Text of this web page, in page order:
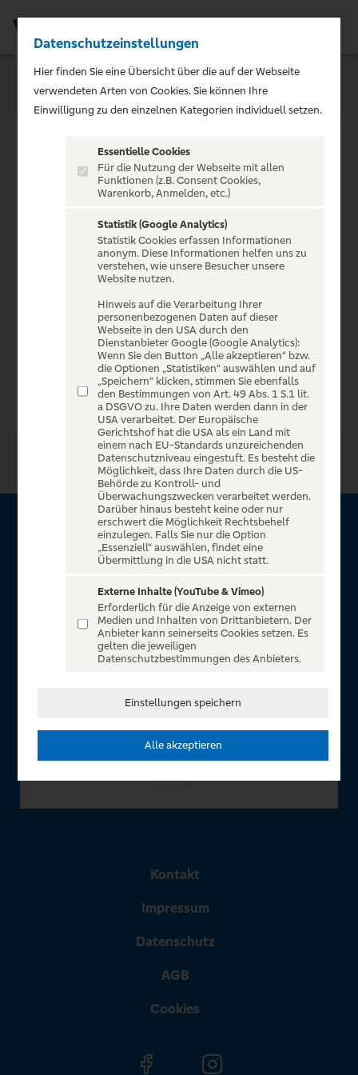
VERANSTALTUNG NICHT
GEFUNDEN
Zur Startseite
Über VR Entertain
für alle Kunden der Volksbanken Raiffeisenbanken. Auf
unserem einzigartigen Portal finden Sie Tickets für
atemberaubende Konzerte, Musicals und Shows, die
Fußball-Bundesliga sowie die Champions League und die
In Zusammenarbeit mit
Kontakt
Impressum
Datenschutz
AGB
Cookies
Datenschutzeinstellungen
Hier finden Sie eine Übersicht über die auf der Webseite
verwendeten Arten von Cookies. Sie können Ihre
Einwilligung zu den einzelnen Kategorien individuell setzen.
Essentielle Cookies
Für die Nutzung der Webseite mit allen
Funktionen (z.B. Consent Cookies,
Warenkorb, Anmelden, etc.)
Statistik (Google Analytics)
Statistik Cookies erfassen Informationen
anonym. Diese Informationen helfen uns zu
verstehen, wie unsere Besucher unsere
Website nutzen.
Hinweis auf die Verarbeitung Ihrer
personenbezogenen Daten auf dieser
Webseite in den USA durch den
Dienstanbieter Google (Google Analytics):
Wenn Sie den Button „Alle akzeptieren“ bzw.
die Optionen „Statistiken“ auswählen und auf
„Speichern“ klicken, stimmen Sie ebenfalls
den Bestimmungen von Art. 49 Abs. 1 S.1 lit.
a DSGVO zu. Ihre Daten werden dann in der
USA verarbeitet. Der Europäische
Gerichtshof hat die USA als ein Land mit
einem nach EU-Standards unzureichenden
Datenschutzniveau eingestuft. Es besteht die
Möglichkeit, dass Ihre Daten durch die US-
Behörde zu Kontroll- und
Überwachungszwecken verarbeitet werden.
Darüber hinaus besteht keine oder nur
erschwert die Möglichkeit Rechtsbehelf
einzulegen. Falls Sie nur die Option
„Essenziell“ auswählen, findet eine
Übermittlung in die USA nicht statt.
Externe Inhalte (YouTube & Vimeo)
Erforderlich für die Anzeige von externen
Medien und Inhalten von Drittanbietern. Der
Anbieter kann seinerseits Cookies setzen. Es
gelten die jeweiligen
Datenschutzbestimmungen des Anbieters.
Einstellungen speichern
Alle akzeptieren